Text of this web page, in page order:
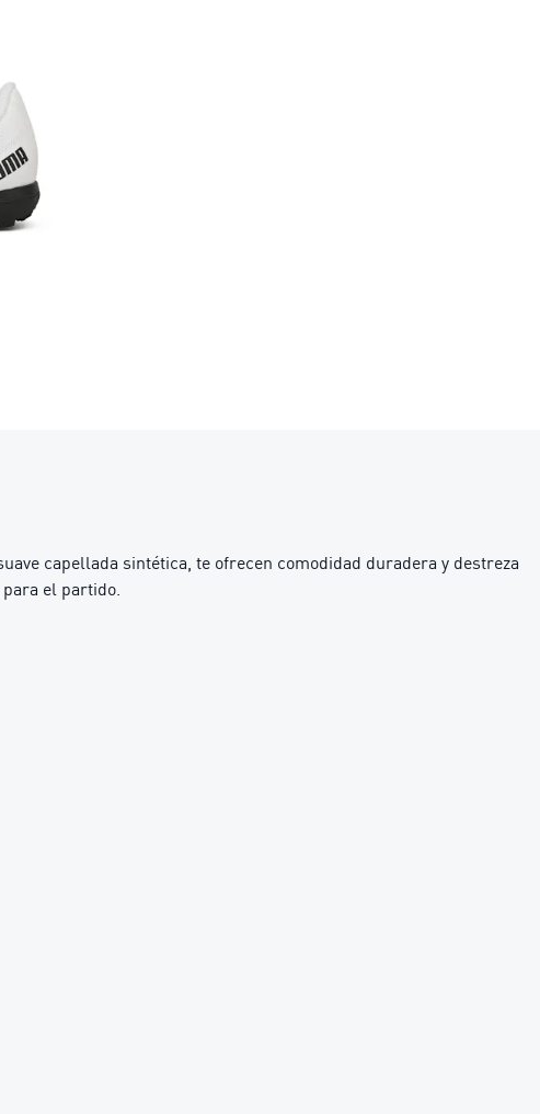
capellada sintética, te ofrecen comodidad duradera y destreza
el partido.